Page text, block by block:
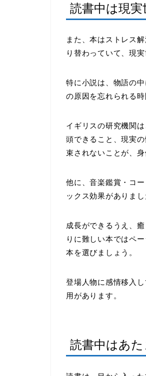
読書中は現
また、本はストレス
り替わっていて、現
特に小説は、物語の
の原因を忘れられる時
イギリスの研究機関は
頭できること、現実
束されないことが、
他に、音楽鑑賞・コ
ックス効果がありまし
成長ができるうえ、
りに難しい本ではペ
本を選びましょう。
登場人物に感情移入
用があります。
読書中はあ